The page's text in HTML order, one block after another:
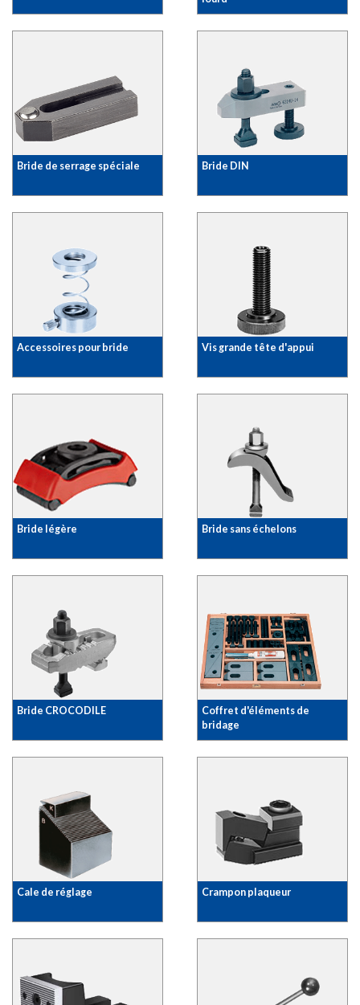
Bride de serrage spéciale Bride DIN
Accessoires pour bride Vis grande tête d'appui
Bride légère Bride sans échelons
Bride CROCODILE
Coffret d'éléments de
bridage
Cale de réglage Crampon plaqueur